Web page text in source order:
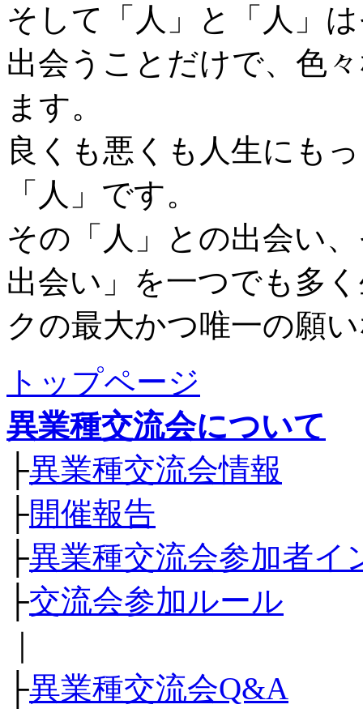
そして「人」と「人」
出会うことだけで、色
ます。
良くも悪くも人生にも
「人」です。
その「人」との出会い
出会い」を一つでも多
クの最大かつ唯一の願
トップページ
異業種交流会について
├異業種交流会情報
├開催報告
├異業種交流会参加者イ
├交流会参加ルール
├異業種交流会Q&A